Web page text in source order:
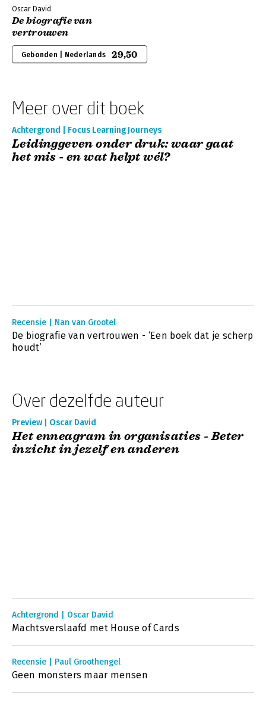
Oscar David
De biografie van
vertrouwen
Gebonden | Nederlands 29,50
Meer over dit boek
Achtergrond | Focus Learning Journeys
Leidinggeven onder druk: waar gaat
het mis - en wat helpt wél?
Recensie | Nan van Grootel
De biografie van vertrouwen - ‘Een boek dat je scherp
houdt’
Over dezelfde auteur
Preview | Oscar David
Het enneagram in organisaties - Beter
inzicht in jezelf en anderen
Achtergrond | Oscar David
Machtsverslaafd met House of Cards
Recensie | Paul Groothengel
Geen monsters maar mensen